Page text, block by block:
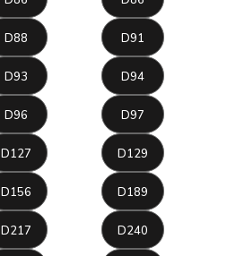
D88 D91
D93 D94
D96 D97
D127 D129
D156 D189
D217 D240